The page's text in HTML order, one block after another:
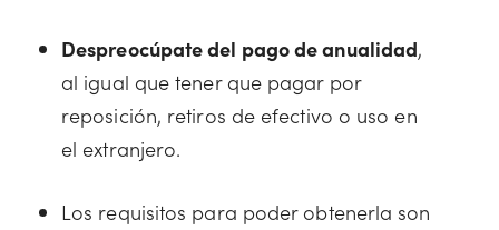
Despreocúpate del pago de anualidad,
al igual que tener que pagar por
reposición, retiros de efectivo o uso en
el extranjero.
Los requisitos para poder obtenerla son